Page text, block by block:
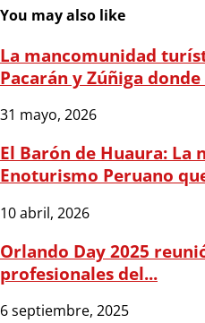
You may also like
La mancomunidad
Pacarán y Zúñiga
31 mayo, 2026
El Barón de Huaura: La
Enoturismo Peruano
10 abril, 2026
Orlando Day 2025
profesionales del...
6 septiembre, 2025